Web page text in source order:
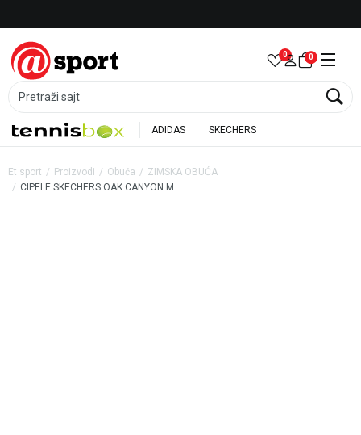
Pretraži sajt
0 0
ADIDAS SKECHERS
Et sport Proizvodi Obuća
ZIMSKA OBUĆA
CIPELE SKECHERS OAK CANYON M